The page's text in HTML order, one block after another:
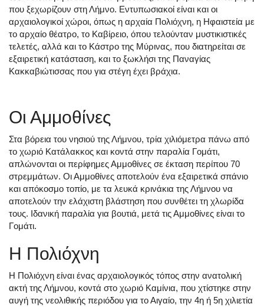
που ξεχωρίζουν στη Λήμνο. Εντυπωσιακοί είναι και οι
αρχαιολογικοί χώροι, όπως η αρχαία Πολιόχνη, η Ηφαιστεία με
το αρχαίο θέατρο, το Καβίρειο, όπου τελούνταν μυστικιστικές
τελετές, αλλά και το Κάστρο της Μύρινας, που διατηρείται σε
εξαιρετική κατάσταση, και το ξωκλήσι της Παναγίας
Κακκαβιώτισσας που για στέγη έχει βράχια.
Οι Αμμοθίνες
Στα βόρεια του νησιού της Λήμνου, τρία χιλιόμετρα πάνω από
το χωριό Κατάλακκος και κοντά στην παραλία Γομάτι,
απλώνονται οι περίφημες Αμμοθίνες σε έκταση περίπου 70
στρεμμάτων. Οι Αμμοθίνες αποτελούν ένα εξαιρετικά σπάνιο
και απόκοσμο τοπίο, με τα λευκά κρινάκια της Λήμνου να
αποτελούν την ελάχιστη βλάστηση που συνθέτει τη χλωρίδα
τους. Ιδανική παραλία για βουτιά, μετά τις Αμμοθίνες είναι το
Γομάτι.
Η Πολιόχνη
Η Πολιόχνη είναι ένας αρχαιολογικός τόπος στην ανατολική
ακτή της Λήμνου, κοντά στο χωριό Καμίνια, που χτίστηκε στην
αυγή της νεολιθικής περιόδου για το Αιγαίο, την 4η ή 5η χιλιετία